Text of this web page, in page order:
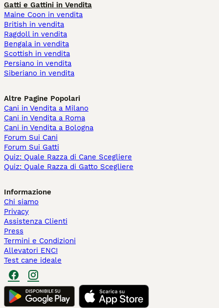
Gatti e Gattini in Vendita
Maine Coon in vendita
British in vendita
Ragdoll in vendita
Bengala in vendita
Scottish in vendita
Persiano in vendita
Siberiano in vendita
Altre Pagine Popolari
Cani in Vendita a Milano
Cani in Vendita a Roma
Cani in Vendita a Bologna
Forum Sui Cani
Forum Sui Gatti
Quiz: Quale Razza di Cane Scegliere
Quiz: Quale Razza di Gatto Scegliere
Informazione
Chi siamo
Privacy
Assistenza Clienti
Press
Termini e Condizioni
Allevatori ENCI
Test cane ideale